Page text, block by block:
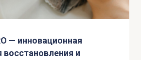
— инновационная
восстановления и